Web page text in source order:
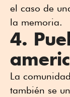
el caso de
la memoria.
4.
La
también se